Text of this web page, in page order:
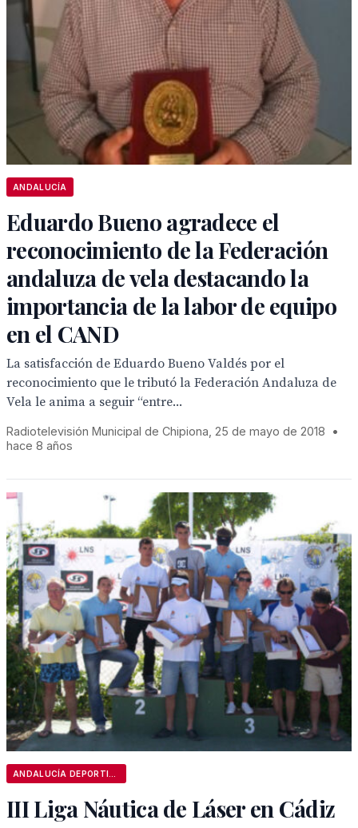
ANDALUCÍA
Eduardo Bueno agradece el
reconocimiento de la Federación
andaluza de vela destacando la
importancia de la labor de equipo
en el CAND
La satisfacción de Eduardo Bueno Valdés por el
reconocimiento que le tributó la Federación Andaluza de
Vela le anima a seguir “entre...
Radiotelevisión Municipal de Chipiona, 25 de mayo de 2018
•
hace 8 años
III Liga Náutica de Láser en Cádiz